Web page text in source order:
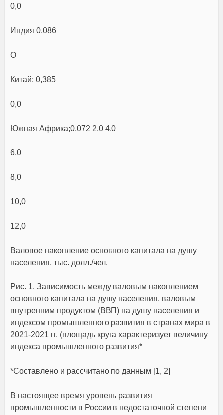
0,0
Индия 0,086
О
Китай; 0,385
0,0
Южная Африка;0,072 2,0 4,0
6,0
8,0
10,0
12,0
Валовое накопление основного капитала на душу
населения, тыс. долл./чел.
Рис. 1. Зависимость между валовым накоплением
основного капитала на душу населения, валовым
внутренним продуктом (ВВП) на душу населения и
индексом промышленного развития в странах мира в
2021-2021 гг. (площадь круга характеризует величину
индекса промышленного развития*
*Составлено и рассчитано по данным [1, 2]
В настоящее время уровень развития
промышленности в России в недостаточной степени